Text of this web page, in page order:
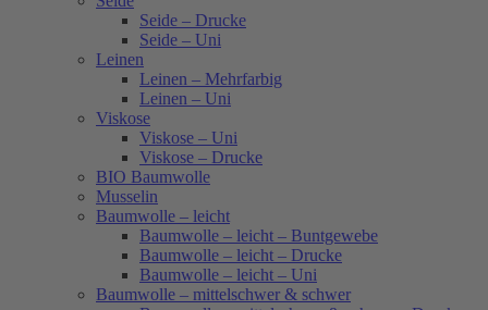
Seide – Drucke
Seide – Uni
Leinen
Leinen – Mehrfarbig
Leinen – Uni
Viskose
Viskose – Uni
Viskose – Drucke
BIO Baumwolle
Musselin
Baumwolle – leicht
Baumwolle – leicht – Buntgewebe
Baumwolle – leicht – Drucke
Baumwolle – leicht – Uni
Baumwolle – mittelschwer & schwer